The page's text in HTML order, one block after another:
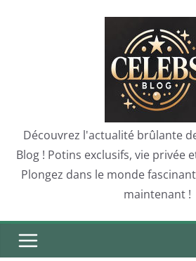
Découvrez l'actualité brûlante
Blog ! Potins exclusifs, vie privée
Plongez dans le monde
maintenant !